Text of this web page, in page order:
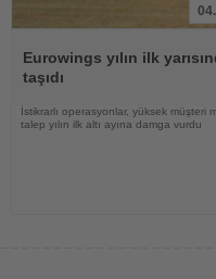
Oku
Eurowings yılın ilk
taşıdı
İstikrarlı operasyonlar, yüksek müşteri
talep yılın ilk altı ayına damga vurdu